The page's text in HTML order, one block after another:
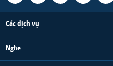
Các dịch vụ
Nghe